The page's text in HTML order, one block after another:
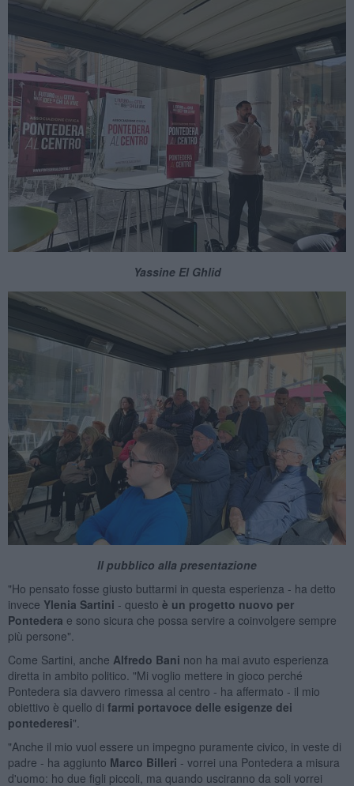
Yassine El Ghlid
Il pubblico alla presentazione
"Ho pensato fosse giusto buttarmi in questa esperienza - ha detto
invece Ylenia Sartini - questo è un progetto nuovo per
Pontedera e sono sicura che possa servire a coinvolgere sempre
più persone".
Come Sartini, anche Alfredo Bani non ha mai avuto esperienza
diretta in ambito politico. "Mi voglio mettere in gioco perché
Pontedera sia davvero rimessa al centro - ha affermato - il mio
obiettivo è quello di farmi portavoce delle esigenze dei
pontederesi".
"Anche il mio vuol essere un impegno puramente civico, in veste di
padre - ha aggiunto Marco Billeri - vorrei una Pontedera a misura
d'uomo: ho due figli piccoli, ma quando usciranno da soli vorrei